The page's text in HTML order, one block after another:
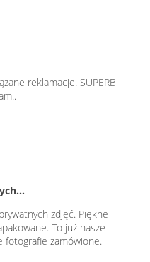
reklamacje. SUPERB
zdjęć. Piękne
To już nasze
fotografie zamówione.